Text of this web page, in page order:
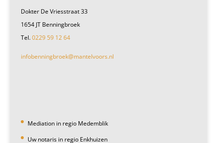
Dokter De Vriesstraat 33
1654 JT Benningbroek
Tel.0229 59 12 64
infobenningbroek@mantelvoors.nl
Mediation in regio Medemblik
Uw notaris in regio Enkhuizen